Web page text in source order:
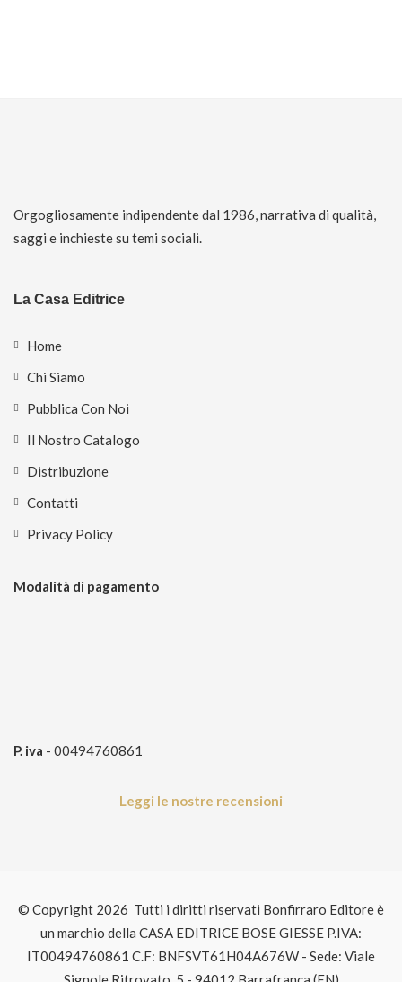
Orgogliosamente indipendente dal 1986, narrativa di qualità,
saggi e inchieste su temi sociali.
La Casa Editrice
Home
Chi Siamo
Pubblica Con Noi
Il Nostro Catalogo
Distribuzione
Contatti
Privacy Policy
Modalità di pagamento
P. iva - 00494760861
Leggi le nostre recensioni
© Copyright 2026 Tutti i diritti riservati Bonfirraro Editore è
un marchio della CASA EDITRICE BOSE GIESSE P.IVA:
IT00494760861 C.F: BNFSVT61H04A676W - Sede: Viale